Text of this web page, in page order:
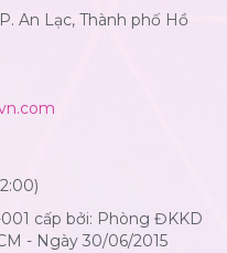
An Lạc, Thành phố Hồ
cấp bởi: Phòng ĐKKD
- Ngày 30/06/2015